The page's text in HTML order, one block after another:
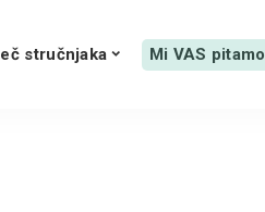
stručnjaka Mi VAS pitamo